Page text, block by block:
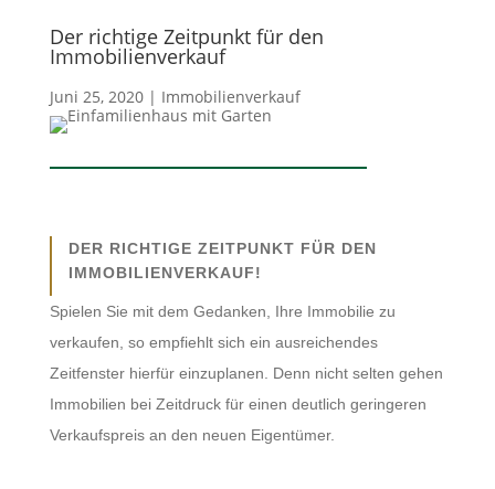
Der richtige Zeitpunkt für den
Immobilienverkauf
Juni 25, 2020| Immobilienverkauf
DER RICHTIGE ZEITPUNKT FÜR DEN
IMMOBILIENVERKAUF!
Spielen Sie mit dem Gedanken, Ihre Immobilie zu
verkaufen, so empfiehlt sich ein ausreichendes
Zeitfenster hierfür einzuplanen. Denn nicht selten gehen
Immobilien bei Zeitdruck für einen deutlich geringeren
Verkaufspreis an den neuen Eigentümer.